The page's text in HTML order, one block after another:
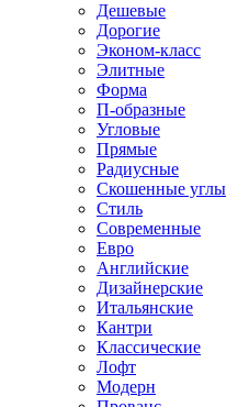
Дешевые
Дорогие
Эконом-класс
Элитные
Форма
П-образные
Угловые
Прямые
Радиусные
Скошенные углы
Стиль
Современные
Евро
Английские
Дизайнерские
Итальянские
Кантри
Классические
Лофт
Модерн